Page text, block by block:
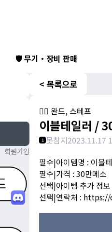
🛡️ 무기・장비 판매
회원가입
< 목록으로
🧙‍♀️ 완드, 스테프
이블테일러 /
1 못참지2023.11.17
필수|아이템명 : 이블
필수|가격 : 30만메소
선택|아이템 추가 정
선택|연락처 :